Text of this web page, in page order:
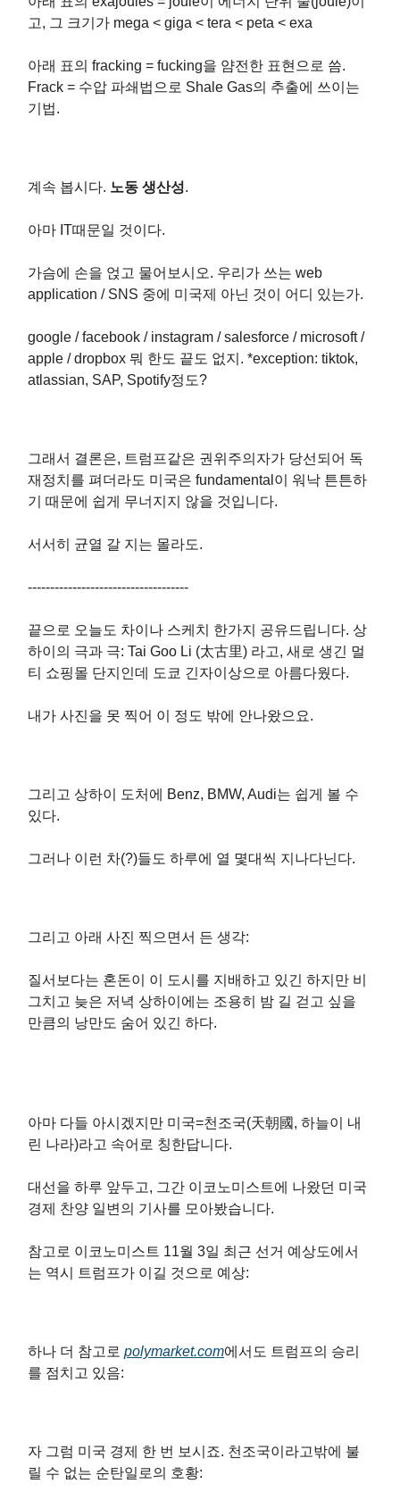
고, 그 크기가 mega < giga < tera < peta < exa
아래 표의 fracking = fucking을 얌전한 표현으로 씀.
Frack = 수압 파쇄법으로 Shale Gas의 추출에 쓰이는
기법.
계속 봅시다. 노동 생산성.
아마 IT때문일 것이다.
가슴에 손을 얹고 물어보시오. 우리가 쓰는 web
application / SNS 중에 미국제 아닌 것이 어디 있는가.
google / facebook / instagram / salesforce / microsoft /
apple / dropbox 뭐 한도 끝도 없지. *exception: tiktok,
atlassian, SAP, Spotify정도?
그래서 결론은, 트럼프같은 권위주의자가 당선되어 독
재정치를 펴더라도 미국은 fundamental이 워낙 튼튼하
기 때문에 쉽게 무너지지 않을 것입니다.
서서히 균열 갈 지는 몰라도.
------------------------------------
끝으로 오늘도 차이나 스케치 한가지 공유드립니다. 상
하이의 극과 극: Tai Goo Li (太古里) 라고, 새로 생긴 멀
티 쇼핑몰 단지인데 도쿄 긴자이상으로 아름다웠다.
내가 사진을 못 찍어 이 정도 밖에 안나왔으요.
그리고 상하이 도처에 Benz, BMW, Audi는 쉽게 볼 수
있다.
그러나 이런 차(?)들도 하루에 열 몇대씩 지나다닌다.
그리고 아래 사진 찍으면서 든 생각:
질서보다는 혼돈이 이 도시를 지배하고 있긴 하지만 비
그치고 늦은 저녁 상하이에는 조용히 밤 길 걷고 싶을
만큼의 낭만도 숨어 있긴 하다.
아마 다들 아시겠지만 미국=천조국(天朝國, 하늘이 내
린 나라)라고 속어로 칭한답니다.
대선을 하루 앞두고, 그간 이코노미스트에 나왔던 미국
경제 찬양 일변의 기사를 모아봤습니다.
참고로 이코노미스트 11월 3일 최근 선거 예상도에서
는 역시 트럼프가 이길 것으로 예상:
하나 더 참고로 polymarket.com에서도 트럼프의 승리
를 점치고 있음:
자 그럼 미국 경제 한 번 보시죠. 천조국이라고밖에 불
릴 수 없는 순탄일로의 호황: